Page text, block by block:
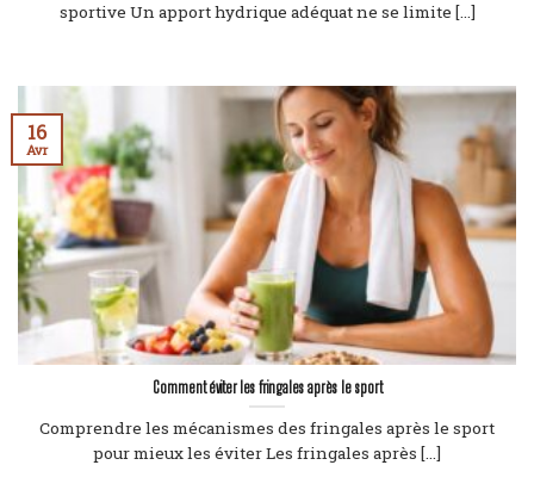
sportive Un apport hydrique adéquat ne se limite [...]
Comment éviter les fringales après le sport
Comprendre les mécanismes des fringales après le sport
pour mieux les éviter Les fringales après [...]
16
Avr